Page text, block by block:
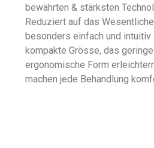
bewährten & stärksten
Reduziert auf das
besonders einfach und intuitiv
kompakte Grösse, das
ergonomische Form
machen jede Behandlung